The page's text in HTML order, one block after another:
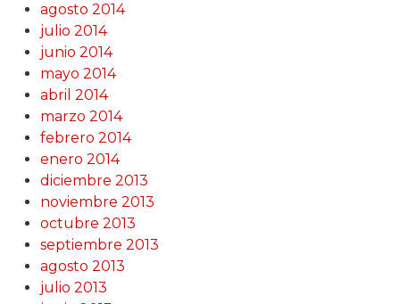
agosto 2014
julio 2014
junio 2014
mayo 2014
abril 2014
marzo 2014
febrero 2014
enero 2014
diciembre 2013
noviembre 2013
octubre 2013
septiembre 2013
agosto 2013
julio 2013